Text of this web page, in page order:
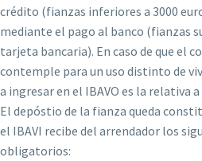
crédito (fianzas inferiores a 3000
mediante el pago al banco (fianzas
tarjeta bancaria). En caso de que el
contemple para un uso distinto de
a ingresar en el IBAVO es la relativa
El depóstio de la fianza queda
el IBAVI recibe del arrendador los
obligatorios: